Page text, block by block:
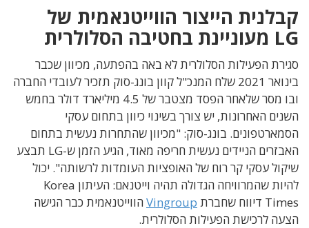
קבלנית הייצור הווייטנאמית של
LG מעוניינת בחטיבה הסלולרית
סגירת הפעילות הסלולרית לא באה בהפתעה, מכיוון שכבר
בינואר 2021 שלח המנכ"ל קוון בונג-סוק תזכיר לעובדי החברה
ובו מסר שלאחר הפסד מצטבר של 4.5 מיליארד דולר בחמש
השנים האחרונות, יש צורך בשינוי כיוון בתחום עסקי
הסמארטפונים. בונג-סוק: "מכיוון שהתחרות נעשית בתחום
האבזרים הניידים נעשית חריפה מאוד, הגיע הזמן ש-LG תבצע
שיקול עסקי קר רוח של האופציות העומדות לרשותה". יכול
להיות שהמרוויחה הגדולה תהיה וייטנאם: העיתון Korea
Times דיווח שחברת
Vingroup הווייטנאמית כבר הגישה
הצעה לרכישת הפעילות הסלולרית.